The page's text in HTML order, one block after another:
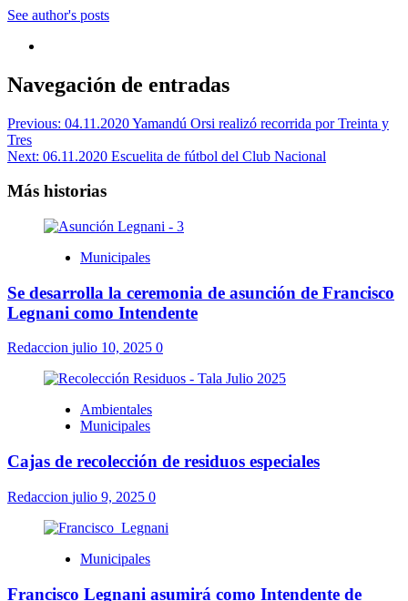
See author's posts
Navegación de entradas
Previous: 04.11.2020 Yamandú Orsi realizó recorrida por Treinta y
Tres
Next: 06.11.2020 Escuelita de fútbol del Club Nacional
Más historias
Municipales
Se desarrolla la ceremonia de asunción de Francisco
Legnani como Intendente
Redaccion julio 10, 2025 0
Ambientales
Municipales
Cajas de recolección de residuos especiales
Redaccion julio 9, 2025 0
Municipales
Francisco Legnani asumirá como Intendente de